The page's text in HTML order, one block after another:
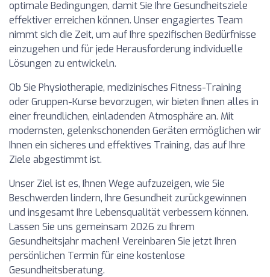
optimale Bedingungen, damit Sie Ihre Gesundheitsziele
effektiver erreichen können. Unser engagiertes Team
nimmt sich die Zeit, um auf Ihre spezifischen Bedürfnisse
einzugehen und für jede Herausforderung individuelle
Lösungen zu entwickeln.
Ob Sie Physiotherapie, medizinisches Fitness-Training
oder Gruppen-Kurse bevorzugen, wir bieten Ihnen alles in
einer freundlichen, einladenden Atmosphäre an. Mit
modernsten, gelenkschonenden Geräten ermöglichen wir
Ihnen ein sicheres und effektives Training, das auf Ihre
Ziele abgestimmt ist.
Unser Ziel ist es, Ihnen Wege aufzuzeigen, wie Sie
Beschwerden lindern, Ihre Gesundheit zurückgewinnen
und insgesamt Ihre Lebensqualität verbessern können.
Lassen Sie uns gemeinsam 2026 zu Ihrem
Gesundheitsjahr machen! Vereinbaren Sie jetzt Ihren
persönlichen Termin für eine kostenlose
Gesundheitsberatung.